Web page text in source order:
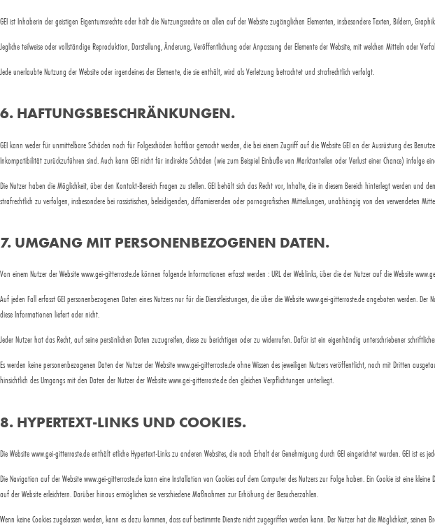
GEI ist Inhaberin der geistigen Eigentumsrechte oder hält die Nutzungsrechte an allen auf der Website zugänglichen Elementen, insbesondere Texten, Bildern,
Jegliche teilweise oder vollständige Reproduktion, Darstellung, Änderung, Veröffentlichung oder Anpassung der Elemente der Website, mit welchen Mitteln oder
Jede unerlaubte Nutzung der Website oder irgendeines der Elemente, die sie enthält, wird als Verletzung betrachtet und strafrechtlich verfolgt.
6. HAFTUNGSBESCHRÄNKUNGEN.
GEI kann weder für unmittelbare Schäden noch für Folgeschäden haftbar gemacht werden, die bei einem Zugriff auf die Website GEI an der Ausrüstung des
Inkompatibilität zurückzuführen sind. Auch kann GEI nicht für indirekte Schäden (wie zum Beispiel Einbuße von Marktanteilen oder Verlust einer Chance) infolge
Die Nutzer haben die Möglichkeit, über den Kontakt-Bereich Fragen zu stellen. GEI behält sich das Recht vor, Inhalte, die in diesem Bereich hinterlegt werden und
strafrechtlich zu verfolgen, insbesondere bei rassistischen, beleidigenden, diffamierenden oder pornografischen Mitteilungen, unabhängig von den verwendeten
7. UMGANG MIT PERSONENBEZOGENEN DATEN.
Von einem Nutzer der Website www.gei-gitterroste.de können folgende Informationen erfasst werden : URL der Weblinks, über die der Nutzer auf die Website
Auf jeden Fall erfasst GEI personenbezogenen Daten eines Nutzers nur für die Dienstleistungen, die über die Website www.gei-gitterroste.de angeboten werden.
diese Informationen liefert oder nicht.
Jeder Nutzer hat das Recht, auf seine persönlichen Daten zuzugreifen, diese zu berichtigen oder zu widerrufen. Dafür ist ein eigenhändig unterschriebener
Es werden keine personenbezogenen Daten der Nutzer der Website www.gei-gitterroste.de ohne Wissen des jeweiligen Nutzers veröffentlicht, noch mit Dritten
hinsichtlich des Umgangs mit den Daten der Nutzer der Website www.gei-gitterroste.de den gleichen Verpflichtungen unterliegt.
8. HYPERTEXT-LINKS UND COOKIES.
Die Website www.gei-gitterroste.de enthält etliche Hypertext-Links zu anderen Websites, die nach Erhalt der Genehmigung durch GEI eingerichtet wurden. GEI
Die Navigation auf der Website www.gei-gitterroste.de kann eine Installation von Cookies auf dem Computer des Nutzers zur Folge haben. Ein Cookie ist eine
auf der Website erleichtern. Darüber hinaus ermöglichen sie verschiedene Maßnahmen zur Erhöhung der Besucherzahlen.
Wenn keine Cookies zugelassen werden, kann es dazu kommen, dass auf bestimmte Dienste nicht zugegriffen werden kann. Der Nutzer hat die Möglichkeit,